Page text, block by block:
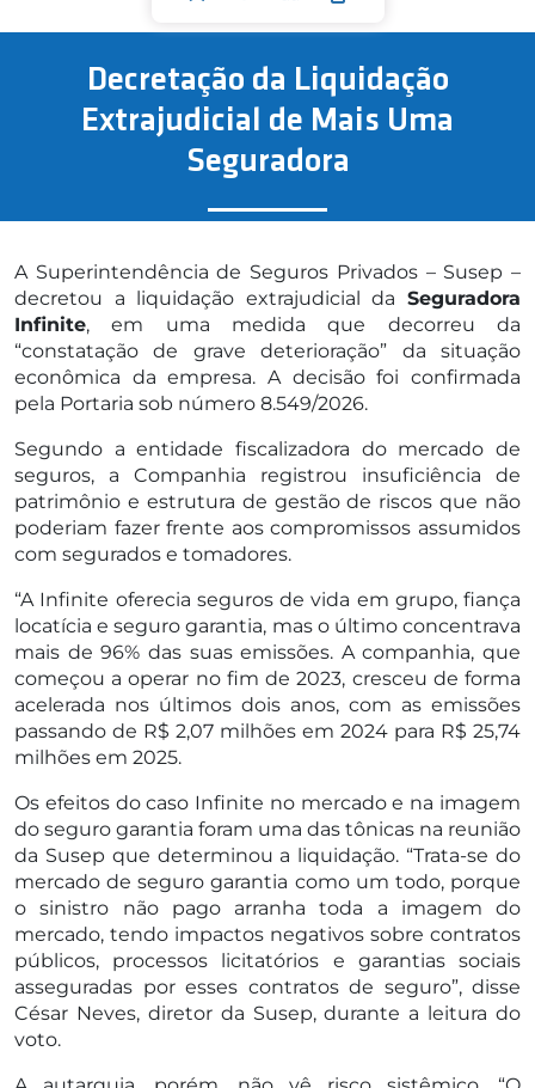
Decretação da Liquidação
Extrajudicial de Mais Uma
Seguradora
A Superintendência de Seguros Privados – Susep –
decretou a liquidação extrajudicial da Seguradora
Infinite, em uma medida que decorreu da
“constatação de grave deterioração” da situação
econômica da empresa. A decisão foi confirmada
pela Portaria sob número 8.549/2026.
Segundo a entidade fiscalizadora do mercado de
seguros, a Companhia registrou insuficiência de
patrimônio e estrutura de gestão de riscos que não
poderiam fazer frente aos compromissos assumidos
com segurados e tomadores.
“A Infinite oferecia seguros de vida em grupo, fiança
locatícia e seguro garantia, mas o último concentrava
mais de 96% das suas emissões. A companhia, que
começou a operar no fim de 2023, cresceu de forma
acelerada nos últimos dois anos, com as emissões
passando de R$ 2,07 milhões em 2024 para R$ 25,74
milhões em 2025.
Os efeitos do caso Infinite no mercado e na imagem
do seguro garantia foram uma das tônicas na reunião
da Susep que determinou a liquidação. “Trata-se do
mercado de seguro garantia como um todo, porque
o sinistro não pago arranha toda a imagem do
mercado, tendo impactos negativos sobre contratos
públicos, processos licitatórios e garantias sociais
asseguradas por esses contratos de seguro”, disse
César Neves, diretor da Susep, durante a leitura do
voto.